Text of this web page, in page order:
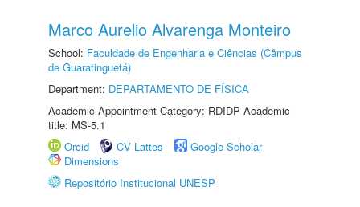
Marco Aurelio Alvarenga Monteiro
School: Faculdade de Engenharia e Ciências (Câmpus
de Guaratinguetá)
Department: DEPARTAMENTO DE FÍSICA
Academic Appointment Category: RDIDP Academic
title: MS-5.1
Orcid
CV Lattes
Google Scholar
Dimensions
Repositório Institucional UNESP